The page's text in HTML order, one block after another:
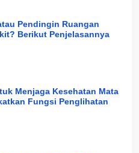
Pendingin Ruangan
Berikut Penjelasannya
Menjaga Kesehatan Mata
Fungsi Penglihatan